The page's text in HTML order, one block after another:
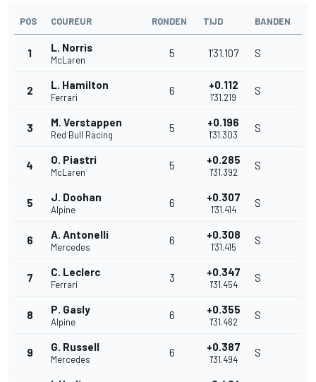
POS COUREUR RONDEN TIJD BANDEN
1 L. Norris
McLaren
5 1'31.107 S
2 L. Hamilton
Ferrari
6 +0.112
1'31.219
S
3 M. Verstappen
Red Bull Racing
5 +0.196
1'31.303
S
4 O. Piastri
McLaren
5 +0.285
1'31.392
S
5 J. Doohan
Alpine
6 +0.307
1'31.414
S
6 A. Antonelli
Mercedes
6 +0.308
1'31.415
S
7 C. Leclerc
Ferrari
3 +0.347
1'31.454
S
8 P. Gasly
Alpine
6 +0.355
1'31.462
S
9 G. Russell
Mercedes
6 +0.387
1'31.494
S